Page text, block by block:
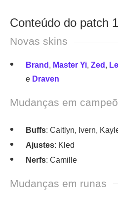
Conteúdo do patch
Novas skins
Brand , Master Yi, Zed ,
e Draven
Mudanças em
Buffs: Caitlyn, Ivern,
Ajustes: Kled
Nerfs: Camille
Mudanças em runas